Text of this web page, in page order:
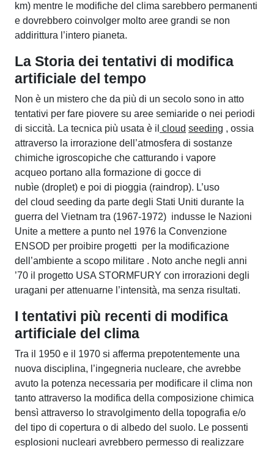
km) mentre le modifiche del clima sarebbero permanenti
e dovrebbero coinvolger molto aree grandi se non
addirittura l’intero pianeta.
La Storia dei tentativi di modifica
artificiale del tempo
Non è un mistero che da più di un secolo sono in atto
tentativi per fare piovere su aree semiaride o nei periodi
di siccità. La tecnica più usata è il cloud seeding , ossia
attraverso la irrorazione dell’atmosfera di sostanze
chimiche igroscopiche che catturando i vapore
acqueo portano alla formazione di gocce di
nubìe (droplet) e poi di pioggia (raindrop). L’uso
del cloud seeding da parte degli Stati Uniti durante la
guerra del Vietnam tra (1967-1972) indusse le Nazioni
Unite a mettere a punto nel 1976 la Convenzione
ENSOD per proibire progetti per la modificazione
dell’ambiente a scopo militare . Noto anche negli anni
’70 il progetto USA STORMFURY con irrorazioni degli
uragani per attenuarne l’intensità, ma senza risultati.
I tentativi più recenti di modifica
artificiale del clima
Tra il 1950 e il 1970 si afferma prepotentemente una
nuova disciplina, l’ingegneria nucleare, che avrebbe
avuto la potenza necessaria per modificare il clima non
tanto attraverso la modifica della composizione chimica
bensì attraverso lo stravolgimento della topografia e/o
del tipo di copertura o di albedo del suolo. Le possenti
esplosioni nucleari avrebbero permesso di realizzare